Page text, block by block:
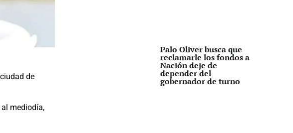
de
mediodía,
Palo Oliver busca que
reclamarle los fondos a
Nación deje de
depender del
gobernador de turno